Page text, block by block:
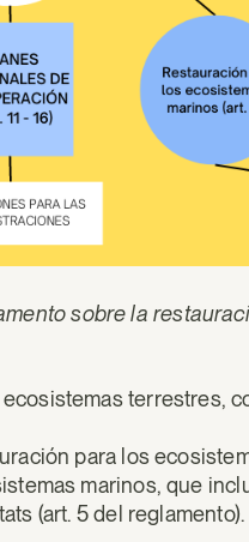
sobre la
terrestres,
para los
marinos, que
(art. 5 del reglamento).